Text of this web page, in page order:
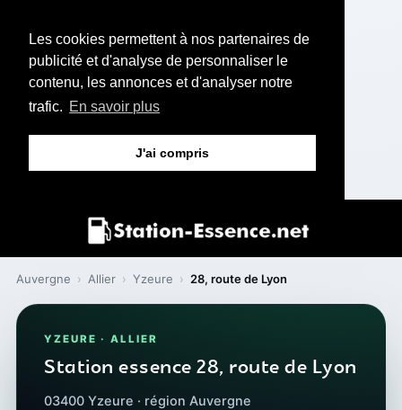
Les cookies permettent à nos partenaires de
publicité et d'analyse de personnaliser le
contenu, les annonces et d'analyser notre
trafic. En savoir plus
J'ai compris
Auvergne › Allier › Yzeure › 28, route de Lyon
YZEURE · ALLIER
Station essence 28, route de Lyon
03400 Yzeure · région Auvergne